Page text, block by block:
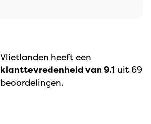
Vlietlanden heeft een
klanttevredenheid van 9.1 uit 69
beoordelingen.